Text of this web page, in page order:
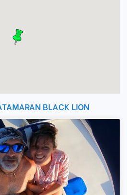
BLACK LION